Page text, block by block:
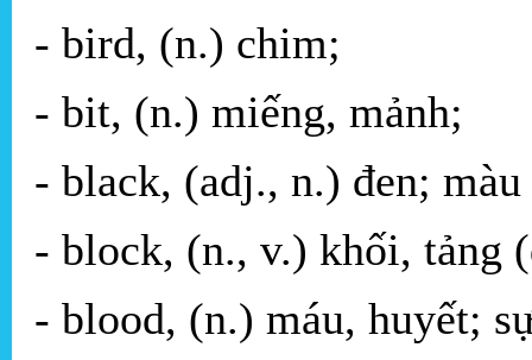
- bird, (n.) chim;
- bit, (n.) miếng, mảnh;
- black, (adj., n.) đen; màu
- block, (n., v.) khối, tảng
- blood, (n.) máu, huyết;